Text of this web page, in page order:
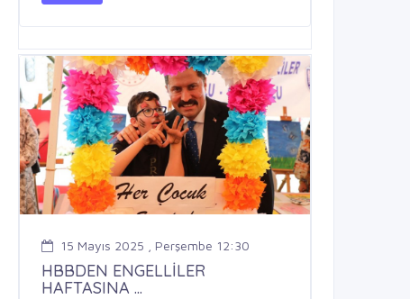
15 Mayıs 2025 , Perşembe 12:30
HBBDEN ENGELLİLER
HAFTASINA ...